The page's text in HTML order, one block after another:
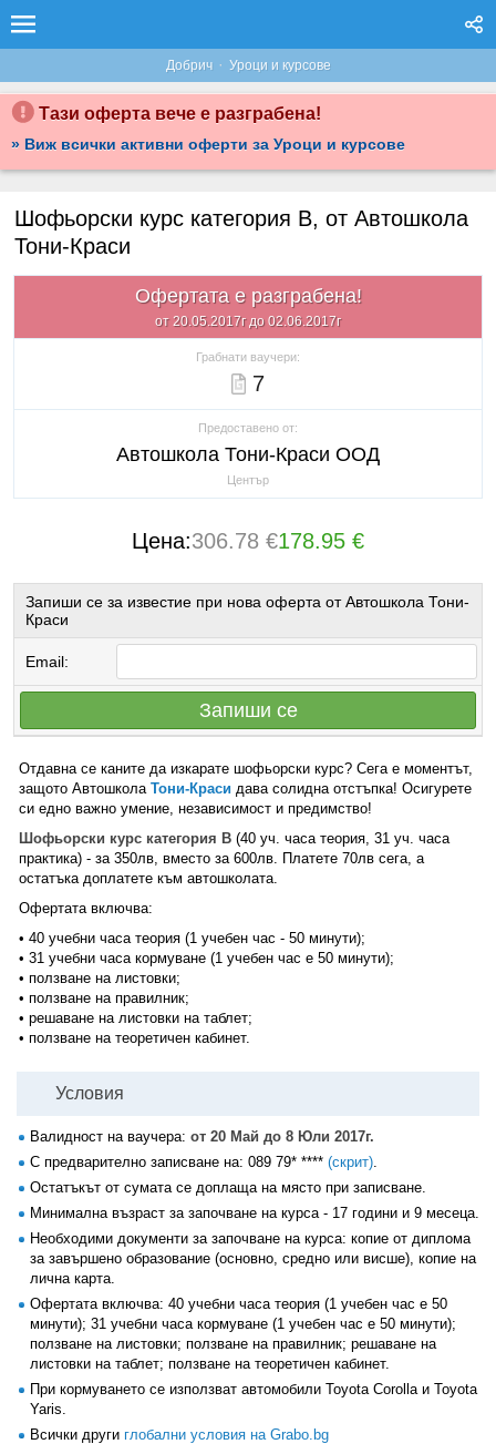
Добрич · Уроци и курсове
Тази оферта вече е разграбена!
» Виж всички активни оферти за Уроци и курсове
Шофьорски курс категория В, от Автошкола
Тони-Краси
Офертата е разграбена!
от 20.05.2017г до 02.06.2017г
Грабнати ваучери:
7
Предоставено от:
Автошкола Тони-Краси ООД
Център
Цена:306.78 €178.95 €
Запиши се за известие при нова оферта от Автошкола Тони-
Краси
Email:
Запиши се
Отдавна се каните да изкарате шофьорски курс? Сега е моментът,
защото Автошкола Тони-Краси дава солидна отстъпка! Осигурете
си едно важно умение, независимост и предимство!
Шофьорски курс категория В (40 уч. часа теория, 31 уч. часа
практика) - за 350лв, вместо за 600лв. Платете 70лв сега, а
остатъка доплатете към aвтошколата.
Офертата включва:
• 40 учебни часа теория (1 учебен час - 50 минути);
• 31 учебни часа кормуване (1 учебен час е 50 минути);
• ползване на листовки;
• ползване на правилник;
• решаване на листовки на таблет;
• ползване на теоретичен кабинет.
Условия
Валидност на ваучера: от 20 Май до 8 Юли 2017г.
С предварително записване на: 089 79* **** (скрит).
Oстатъкът от сумата се доплаща на място при записване.
Минимална възраст за започване на курса - 17 години и 9 месеца.
Необходими документи за започване на курса: копие от дипломa
за завършено образование (основно, средно или висше), копие на
лична карта.
Офертата включва: 40 учебни часа теория (1 учебен час е 50
минути); 31 учебни часа кормуване (1 учебен час е 50 минути);
ползване на листовки; ползване на правилник; решаване на
листовки на таблет; ползване на теоретичен кабинет.
При кормуването се използват автомобили Toyota Corolla и Toyota
Yaris.
Всички други глобални условия на Grabo.bg